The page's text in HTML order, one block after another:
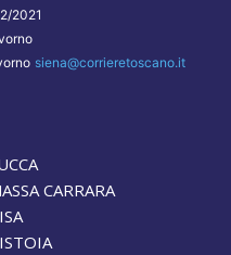
2021
siena@corrieretoscano.it
CARRARA